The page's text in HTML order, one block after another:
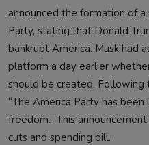
announced the formation of
Party, stating that Donald
bankrupt America. Musk had
platform a day earlier
should be created. Following
“The America Party has
freedom.” This
cuts and spending bill.